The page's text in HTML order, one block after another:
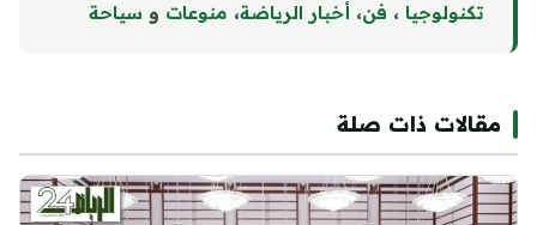
تكنولوجيا ، فن، أخبار الرياضة، منوعات و سياحة
مقالات ذات صلة